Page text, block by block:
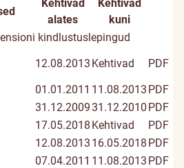
Kehtivad
alates
Kehtivad
kuni
kindlustuslepingud
12.08.2013 Kehtivad
PDF
01.01.2011 11.08.2013 PDF
31.12.200931.12.2010 PDF
17.05.2018 Kehtivad
PDF
12.08.2013 16.05.2018 PDF
07.04.2011 11.08.2013 PDF